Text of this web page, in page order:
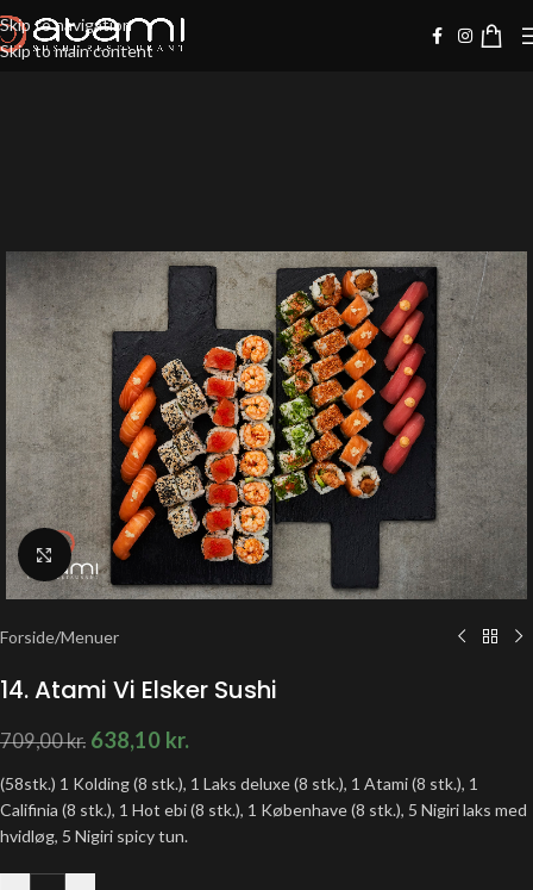
Skip to navigation
Skip to main content
-10%
Klik for at forstørre
Forside/Menuer
14. Atami Vi Elsker Sushi
709,00kr. 638,10 kr.
(58stk.) 1 Kolding (8 stk.), 1 Laks deluxe (8 stk.), 1 Atami (8 stk.), 1
Califinia (8 stk.), 1 Hot ebi (8 stk.), 1 Københave (8 stk.), 5 Nigiri laks med
hvidløg, 5 Nigiri spicy tun.